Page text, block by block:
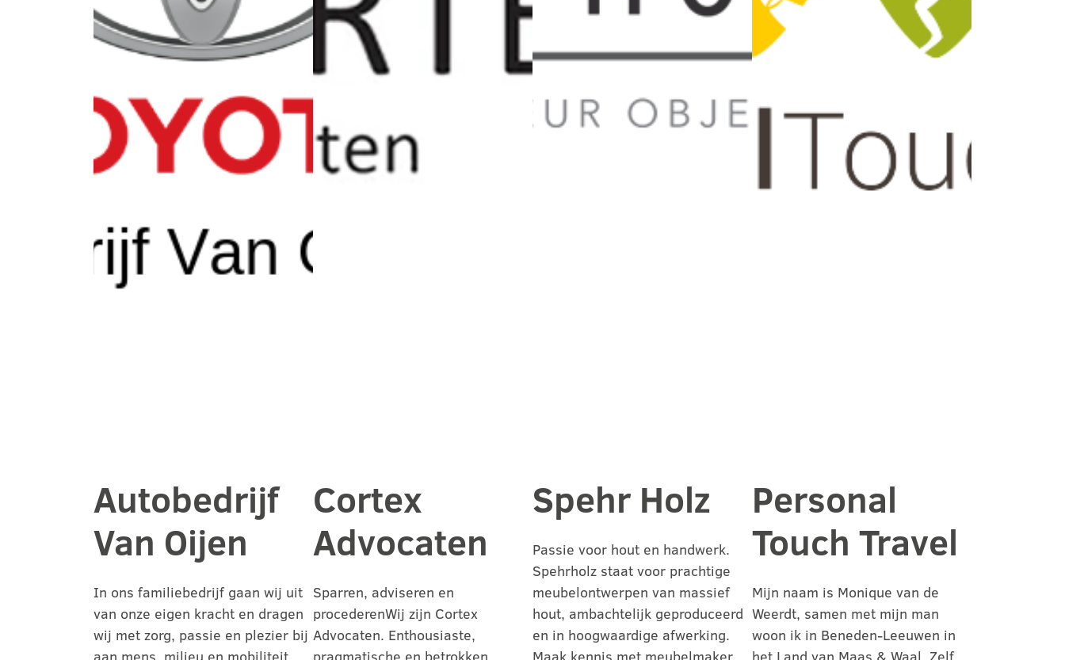
Autobedrijf
Van Oijen
In ons familiebedrijf gaan wij uit
van onze eigen kracht en dragen
wij met zorg, passie en plezier bij
Cortex
Advocaten
Sparren, adviseren en
procederenWij zijn Cortex
Advocaten. Enthousiaste,
Spehr Holz
Passie voor hout en handwerk.
Spehrholz staat voor prachtige
meubelontwerpen van massief
hout, ambachtelijk geproduceerd
en in hoogwaardige afwerking.
Personal
Touch Travel
Mijn naam is Monique van de
Weerdt, samen met mijn man
woon ik in Beneden-Leeuwen in